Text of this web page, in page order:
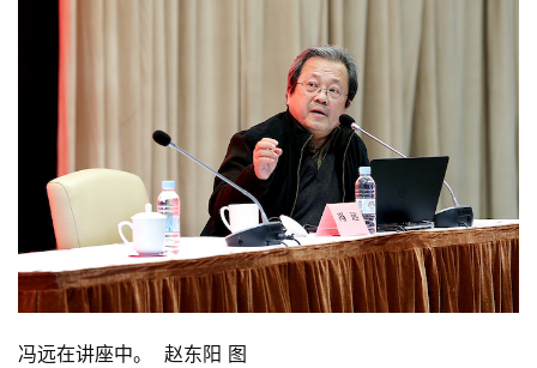
冯远在讲座中。  赵东阳 图